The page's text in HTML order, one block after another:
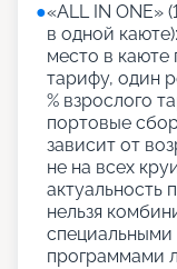
●«АLL IN ONE»
в одной
место в
тарифу, один
% взрослого
портовые
зависит от
не на всех
нельзя
программами